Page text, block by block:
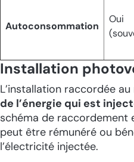
Autoconsommation
Oui
Installation
L’installation raccordée
de l’énergie qui est
schéma de raccordement
peut être rémunéré ou
l’électricité injectée.